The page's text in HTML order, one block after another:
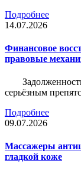
Подробнее
14.07.2026
Финансовое
правовые
серьёзным
Подробнее
09.07.2026
Массажеры
гладкой коже